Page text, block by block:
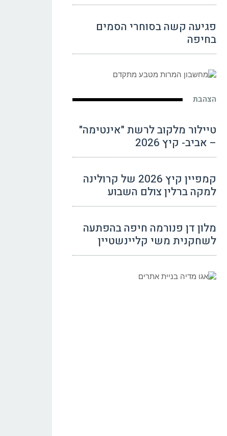
פגיעה קשה בסוחרי הסמים
בחיפה
הצהבת
טיילור מלקוב לרשת "אינטימה"
– אביב- קיץ 2026
קמפיין קיץ 2026 של קרולינה
למקה ברלין צולם השבוע
מלון דן פנורמה חיפה בהפתעה
לשחקנית משי קליינשטיין